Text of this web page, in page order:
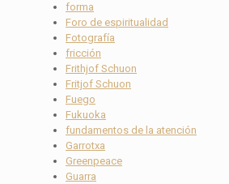
forma
Foro de espiritualidad
Fotografía
fricción
Frithjof Schuon
Fritjof Schuon
Fuego
Fukuoka
fundamentos de la atención
Garrotxa
Greenpeace
Guarra